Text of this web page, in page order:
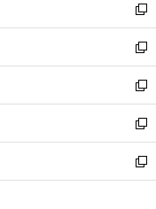
く
で
開
く
ド
ウ
で
開
く
ィ
ン
ド
ウ
で
開
く
い
ウ
ィ
ン
ド
ウ
で
開
く
新
し
い
ウ
ィ
ン
ド
ウ
で
開
新
し
い
ウ
ィ
ン
ド
ウ
新
し
い
ウ
ィ
ン
新
し
い
ウ
新
し